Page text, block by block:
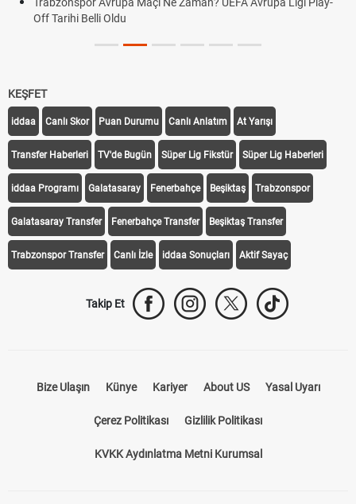
Off Tarihi Belli Oldu
KEŞFET
iddaa Canlı Skor Puan Durumu Canlı Anlatım At Yarışı
Transfer Haberleri TV'de Bugün Süper Lig Fikstür Süper Lig Haberleri
iddaa Programı Galatasaray Fenerbahçe Beşiktaş Trabzonspor
Galatasaray Transfer Fenerbahçe Transfer Beşiktaş Transfer
Trabzonspor Transfer Canlı İzle iddaa Sonuçları Aktif Sayaç
Takip Et
Bize Ulaşın Künye Kariyer About US Yasal Uyarı
Çerez Politikası Gizlilik Politikası
KVKK Aydınlatma Metni Kurumsal